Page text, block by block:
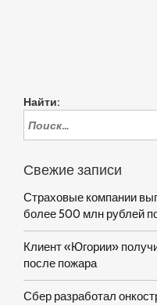
Найти:
Свежие записи
Страховые компании
более 500 млн рублей
Клиент «Югории»
после пожара
Сбер разработал